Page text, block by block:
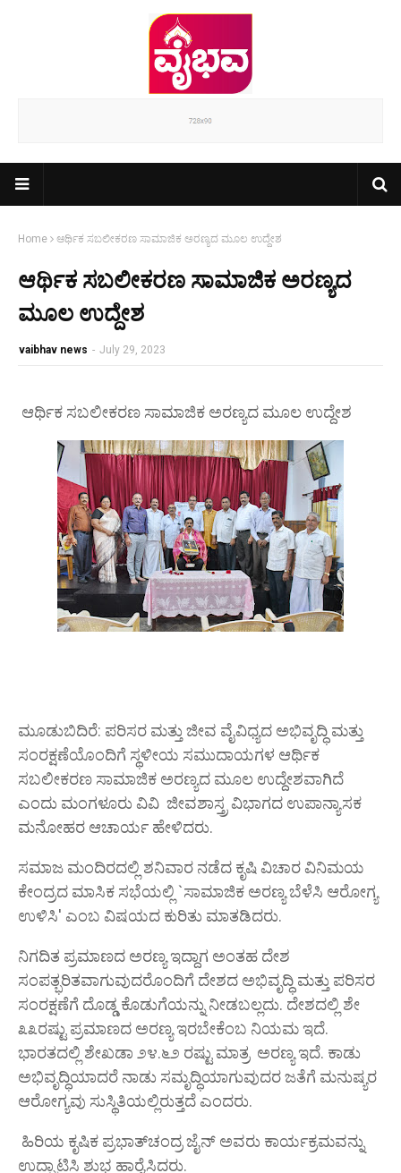
Home ಆರ್ಥಿಕ ಸಬಲೀಕರಣ ಸಾಮಾಜಿಕ ಅರಣ್ಯದ ಮೂಲ ಉದ್ದೇಶ
ಆರ್ಥಿಕ ಸಬಲೀಕರಣ ಸಾಮಾಜಿಕ ಅರಣ್ಯದ
ಮೂಲ ಉದ್ದೇಶ
vaibhav news - July 29, 2023
ಆರ್ಥಿಕ ಸಬಲೀಕರಣ ಸಾಮಾಜಿಕ ಅರಣ್ಯದ ಮೂಲ ಉದ್ದೇಶ
ಮೂಡುಬಿದಿರೆ: ಪರಿಸರ ಮತ್ತು ಜೀವ ವೈವಿಧ್ಯದ ಅಭಿವೃದ್ಧಿ ಮತ್ತು
ಸಂರಕ್ಷಣೆಯೊಂದಿಗೆ ಸ್ಥಳೀಯ ಸಮುದಾಯಗಳ ಆರ್ಥಿಕ
ಸಬಲೀಕರಣ ಸಾಮಾಜಿಕ ಅರಣ್ಯದ ಮೂಲ ಉದ್ದೇಶವಾಗಿದೆ
ಎಂದು ಮಂಗಳೂರು ವಿವಿ ಜೀವಶಾಸ್ತ್ರ ವಿಭಾಗದ ಉಪಾನ್ಯಾಸಕ
ಮನೋಹರ ಆಚಾರ್ಯ ಹೇಳಿದರು.
ಸಮಾಜ ಮಂದಿರದಲ್ಲಿ ಶನಿವಾರ ನಡೆದ ಕೃಷಿ ವಿಚಾರ ವಿನಿಮಯ
ಕೇಂದ್ರದ ಮಾಸಿಕ ಸಭೆಯಲ್ಲಿ `ಸಾಮಾಜಿಕ ಅರಣ್ಯ ಬೆಳೆಸಿ ಆರೋಗ್ಯ
ಉಳಿಸಿ' ಎಂಬ ವಿಷಯದ ಕುರಿತು ಮಾತಡಿದರು.
ನಿಗದಿತ ಪ್ರಮಾಣದ ಅರಣ್ಯ ಇದ್ದಾಗ ಅಂತಹ ದೇಶ
ಸಂಪತ್ಭರಿತವಾಗುವುದರೊಂದಿಗೆ ದೇಶದ ಅಭಿವೃದ್ಧಿ ಮತ್ತು ಪರಿಸರ
ಸಂರಕ್ಷಣೆಗೆ ದೊಡ್ಡ ಕೊಡುಗೆಯನ್ನು ನೀಡಬಲ್ಲದು. ದೇಶದಲ್ಲಿ ಶೇ
೩೩ರಷ್ಟು ಪ್ರಮಾಣದ ಅರಣ್ಯ ಇರಬೇಕೆಂಬ ನಿಯಮ ಇದೆ.
ಭಾರತದಲ್ಲಿ ಶೇಖಡಾ ೨೪.೬೨ ರಷ್ಟು ಮಾತ್ರ ಅರಣ್ಯ ಇದೆ. ಕಾಡು
ಅಭಿವೃದ್ಧಿಯಾದರೆ ನಾಡು ಸಮೃದ್ಧಿಯಾಗುವುದರ ಜತೆಗೆ ಮನುಷ್ಯರ
ಆರೋಗ್ಯವು ಸುಸ್ಥಿತಿಯಲ್ಲಿರುತ್ತದೆ ಎಂದರು.
ಹಿರಿಯ ಕೃಷಿಕ ಪ್ರಭಾತ್‌ಚಂದ್ರ ಜೈನ್ ಅವರು ಕಾರ್ಯಕ್ರಮವನ್ನು
ಉದ್ಘಾಟಿಸಿ ಶುಭ ಹಾರೈಸಿದರು.